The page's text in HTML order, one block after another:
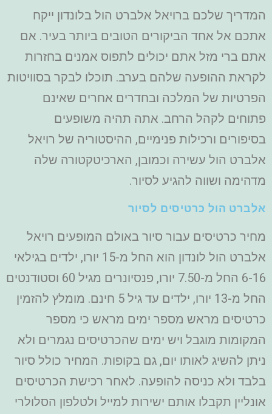
המדריך שלכם ברויאל אלברט הול בלונדון ייקח
אתכם אל אחד הביקורים הטובים ביותר בעיר. אם
אתם ברי מזל אתם יכולים לתפוס אמנים בחזרות
לקראת ההופעה שלהם בערב. תוכלו לבקר בסוויטות
הפרטיות של המלכה ובחדרים אחרים שאינם
פתוחים לקהל הרחב. אתה תהיה משופעים
בסיפורים ורכילות פנימיים, ההיסטוריה של רויאל
אלברט הול עשירה וכמובן, הארכיטקטורה שלה
מדהימה ושווה להגיע לסיור.
אלברט הול כרטיסים לסיור
מחיר כרטיסים עבור סיור באולם המופעים רויאל
אלברט הול לונדון הוא החל מ-15 יורו, ילדים בגילאי
6-16 החל מ-7.50 יורו, פנסיונרים מגיל 60 וסטודנטים
החל מ-13 יורו, ילדים עד גיל 5 חינם. מומלץ להזמין
כרטיסים מראש מספר ימים מראש כי מספר
המקומות מוגבל ויש ימים שהכרטיסים נגמרים ולא
ניתן להשיג לאותו יום, גם בקופות. המחיר כולל סיור
בלבד ולא כניסה להופעה. לאחר רכישת הכרטיסים
אונליין תקבלו אותם ישירות למייל ולטלפון הסלולרי